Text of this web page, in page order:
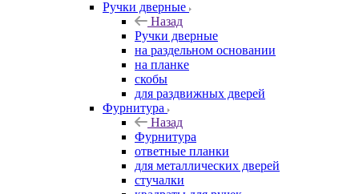
Ручки дверные
Назад
Ручки дверные
на раздельном основании
на планке
скобы
для раздвижных дверей
Фурнитура
Назад
Фурнитура
ответные планки
для металлических дверей
стучалки